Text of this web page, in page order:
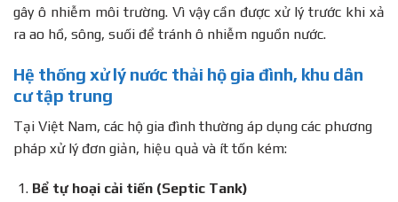
gây ô nhiễm môi trường. Vì vậy cần được xử lý trước khi xả
ra ao hồ, sông, suối để tránh ô nhiễm nguồn nước.
Hệ thống xử lý nước thải hộ gia đình, khu dân
cư tập trung
Tại Việt Nam, các hộ gia đình thường áp dụng các phương
pháp xử lý đơn giản, hiệu quả và ít tốn kém:
Bể tự hoại cải tiến (Septic Tank)